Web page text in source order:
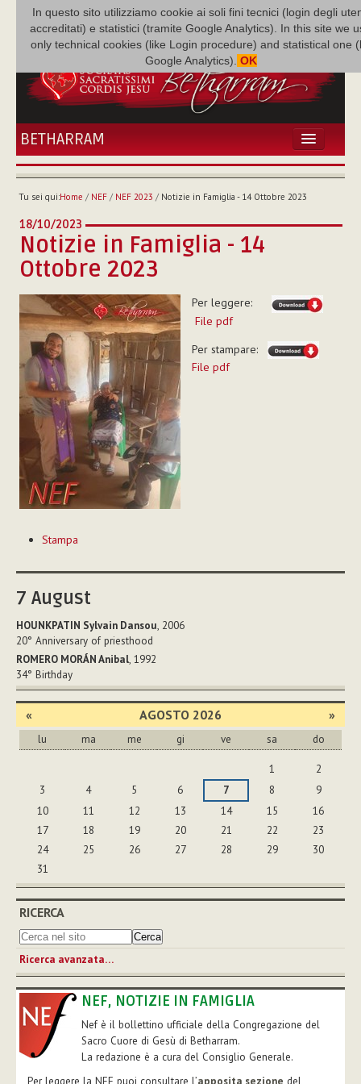
In questo sito utilizziamo cookie ai soli fini tecnici (login degli
accreditati) e statistici (tramite Google Analytics). In this site we
only technical cookies (like Login procedure) and statistical one
Google Analytics). OK
BETHARRAM
HOME
FAMIGLIA
MISSIONE
NEF
MEDIATECA
P. AUGUSTO ETCHECOPAR
Tu sei qui:Home / NEF/ NEF 2023 / Notizie in Famiglia - 14 Ottobre 2023
18/10/2023
Notizie in Famiglia - 14
Ottobre 2023
Per leggere:
File pdf
Per stampare:
File pdf
Stampa
7 August
HOUNKPATIN Sylvain Dansou, 2006
20° Anniversary of priesthood
ROMERO MORÁN Anibal, 1992
34° Birthday
« AGOSTO 2026 »
lu ma me gi ve sa do
1
2
3
4 5 6 7 8
9
10
11 12 13 14 15
16
17
18 19 20 21 22
23
24
25 26 27 28 29
30
31
RICERCA
Ricerca avanzata…
NEF, NOTIZIE IN FAMIGLIA
Nef è il bollettino ufficiale della Congregazione del
Sacro Cuore di Gesù di Betharram.
La redazione è a cura del Consiglio Generale.
Per leggere la NEF puoi consultare l’apposita sezione del